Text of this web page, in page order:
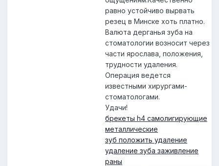
равно устойчиво вырвать
резец в Минске хоть платно.
Валюта дерганья зуба на
стоматологии возносит через
части ярослава, положения,
трудности удаления.
Операция ведется
известными хирургами-
стоматологами.
Удачи!
брекеты h4 самолигирующие
металлические
зуб положить удаление
удаление зуба заживление
раны